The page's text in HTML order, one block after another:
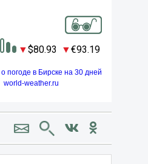
80.93 93.19
погоде в Бирске на 30 дней
world-weather.ru